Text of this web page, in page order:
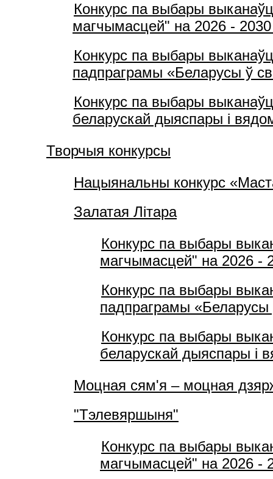
Конкурс па выбары
магчымасцей" на 2026 -
Конкурс па выбары
падпраграмы «Беларусы ў
Конкурс па выбары
беларускай дыяспары і
Творчыя конкурсы
Нацыянальны конкурс
Залатая Літара
Конкурс па выбары
магчымасцей" на 2026 -
Конкурс па выбары
падпраграмы «Беларусы
Конкурс па выбары
беларускай дыяспары і
Моцная сям'я – моцная
"Тэлевяршыня"
Конкурс па выбары
магчымасцей" на 2026 -